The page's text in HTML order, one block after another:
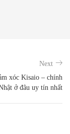
Next
xóc Kisaio – chính
ở đâu uy tín nhất